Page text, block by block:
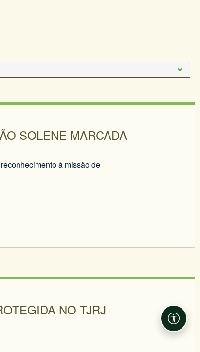
SOLENE MARCADA
à missão de
NO TJRJ